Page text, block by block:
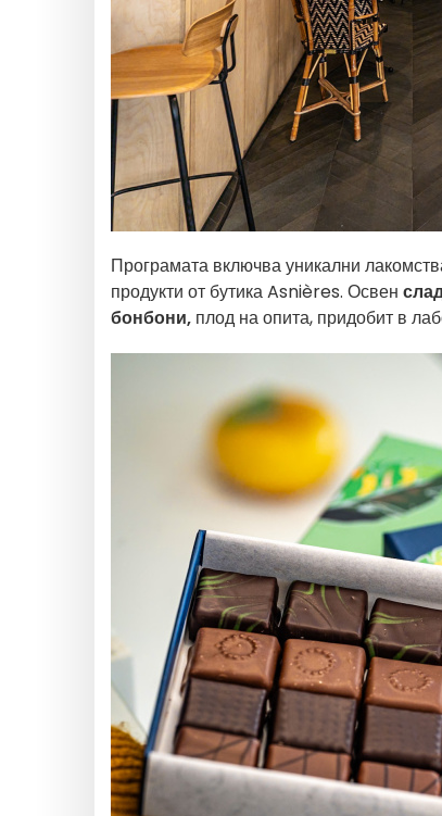
Програмата включва уникални
продукти от бутика Asnières. Освен
бонбони, плод на опита, придобит в